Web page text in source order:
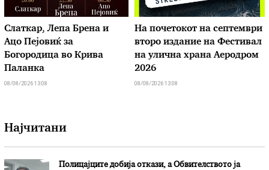
Слаткар, Лепа Брена и
Ацо Пејовиќ за
Богородица во Крива
Паланка
08/08/2026 13:08
На почетокот на септември
второ издание на Фестивал
на улична храна Аеродром
2026
08/08/2026 13:08
Најчитани
Полицајците добија откази, а Обвителството ја